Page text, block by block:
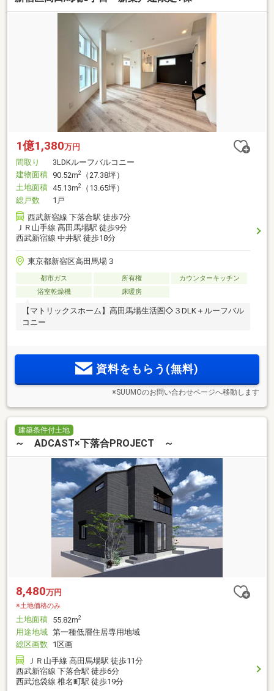
1億1,380万円
間取り
3LDKルーフバルコニー
建物面積 90.52m2
（27.38坪）
土地面積 45.13m2
（13.65坪）
総戸数
1戸
西武新宿線 下落合駅 徒歩7分
ＪＲ山手線 高田馬場駅 徒歩9分
西武新宿線 中井駅 徒歩18分
東京都新宿区高田馬場３
都市ガス 所有権
カウンターキッチン
浴室乾燥機
床暖房
【マトリックスホーム】高田馬場生活圏◇３DLK＋ルーフバル
コニー
資料をもらう(無料)
※SUUMOのお問い合わせページへ移動します
建築条件付土地
～ ADCAST×下落合PROJECT ～
8,480万円
※土地価格のみ
土地面積 55.82m2
用途地域 第一種低層住居専用地域
総区画数 1区画
ＪＲ山手線 高田馬場駅 徒歩11分
西武新宿線 下落合駅 徒歩6分
西武池袋線 椎名町駅 徒歩19分